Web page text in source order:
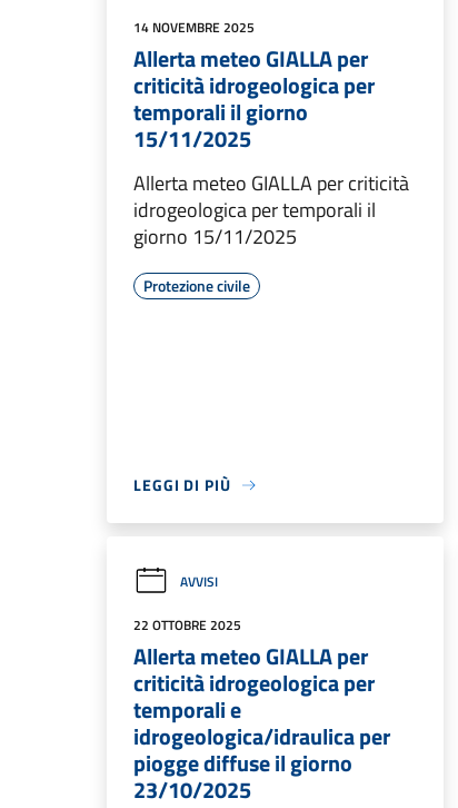
14 NOVEMBRE 2025
Allerta meteo GIALLA per
criticità idrogeologica per
temporali il giorno
15/11/2025
Allerta meteo GIALLA per criticità
idrogeologica per temporali il
giorno 15/11/2025
Protezione civile
LEGGI DI PIÙ
AVVISI
22 OTTOBRE 2025
Allerta meteo GIALLA per
criticità idrogeologica per
temporali e
idrogeologica/idraulica per
piogge diffuse il giorno
23/10/2025